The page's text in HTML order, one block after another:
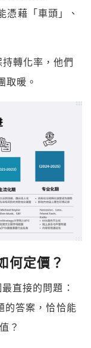
憑藉「車頭」、
轉化率，他們
取暖。
何定價？
直接的問題：
的答案，恰恰能
？